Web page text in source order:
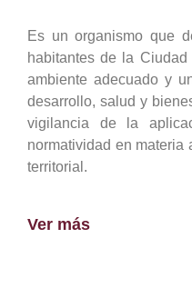
Es un organismo que
habitantes de la
ambiente adecuado y
desarrollo, salud y
vigilancia de la
normatividad en materia
territorial.
Ver más